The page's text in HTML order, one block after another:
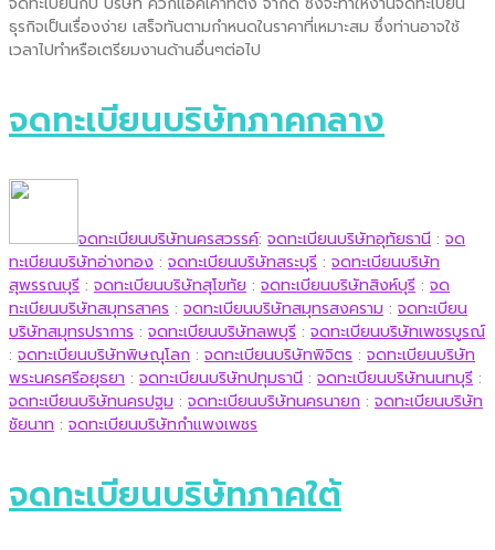
ธุรกิจเป็นเรื่องง่าย เสร็จทันตามกำหนดในราคาที่เหมาะสม ซึ่งท่านอาจใช้
เวลาไปทำหรือเตรียมงานด้านอื่นๆต่อไป
จดทะเบียนบริษัทภาคกลาง
จดทะเบียนบริษัทนครสวรรค์: จดทะเบียนบริษัทอุทัยธานี : จด
ทะเบียนบริษัทอ่างทอง : จดทะเบียนบริษัทสระบุรี : จดทะเบียนบริษัท
สุพรรณบุรี : จดทะเบียนบริษัทสุโขทัย : จดทะเบียนบริษัทสิงห์บุรี : จด
ทะเบียนบริษัทสมุทรสาคร : จดทะเบียนบริษัทสมุทรสงคราม : จดทะเบียน
บริษัทสมุทรปราการ : จดทะเบียนบริษัทลพบุรี : จดทะเบียนบริษัทเพชรบูรณ์
: จดทะเบียนบริษัทพิษณุโลก : จดทะเบียนบริษัทพิจิตร : จดทะเบียนบริษัท
พระนครศรีอยุธยา : จดทะเบียนบริษัทปทุมธานี : จดทะเบียนบริษัทนนทบุรี :
จดทะเบียนบริษัทนครปฐม : จดทะเบียนบริษัทนครนายก : จดทะเบียนบริษัท
ชัยนาท : จดทะเบียนบริษัทกำแพงเพชร
จดทะเบียนบริษัทภาคใต้